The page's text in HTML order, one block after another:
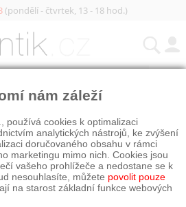
(pondělí - čtvrtek, 13 - 18 hod.)
nám záleží
používá cookies k optimalizaci
analytických nástrojů, ke zvýšení
doručovaného obsahu v rámci
marketingu mimo nich. Cookies jsou
vašeho prohlížeče a nedostane se k
nesouhlasíte, můžete povolit pouze
na starost základní funkce webových